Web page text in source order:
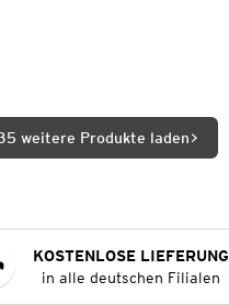
weitere Produkte laden
KOSTENLOSE LIEFERUNG
in alle deutschen Filialen